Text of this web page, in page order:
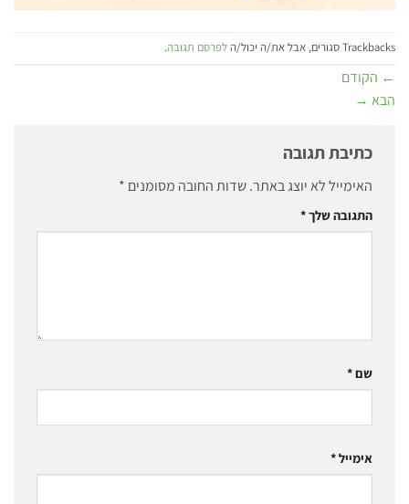
Trackbacks סגורים, אבל את/ה יכול/ה לפרסם תגובה.
← הקודם
הבא →
כתיבת תגובה
האימייל לא יוצג באתר.שדות החובה מסומנים *
התגובה שלך*
שם*
אימייל*